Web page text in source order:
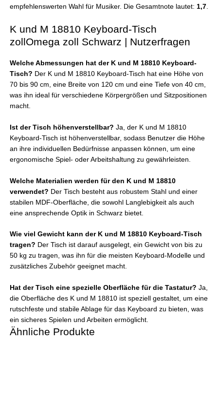
empfehlenswerten Wahl für Musiker. Die Gesamtnote lautet: 1,7
K und M 18810 Keyboard-Tisch
zollOmega zoll Schwarz | Nutzerfragen
Welche Abmessungen hat der K und M 18810 Keyboard-
Tisch? Der K und M 18810 Keyboard-Tisch hat eine Höhe von
70 bis 90 cm, eine Breite von 120 cm und eine Tiefe von 40 cm,
was ihn ideal für verschiedene Körpergrößen und Sitzpositionen
macht.
Ist der Tisch höhenverstellbar? Ja, der K und M 18810
Keyboard-Tisch ist höhenverstellbar, sodass Benutzer die Höhe
an ihre individuellen Bedürfnisse anpassen können, um eine
ergonomische Spiel- oder Arbeitshaltung zu gewährleisten.
Welche Materialien werden für den K und M 18810
verwendet? Der Tisch besteht aus robustem Stahl und einer
stabilen MDF-Oberfläche, die sowohl Langlebigkeit als auch
eine ansprechende Optik in Schwarz bietet.
Wie viel Gewicht kann der K und M 18810 Keyboard-Tisch
tragen? Der Tisch ist darauf ausgelegt, ein Gewicht von bis zu
50 kg zu tragen, was ihn für die meisten Keyboard-Modelle und
zusätzliches Zubehör geeignet macht.
Hat der Tisch eine spezielle Oberfläche für die Tastatur? Ja,
die Oberfläche des K und M 18810 ist speziell gestaltet, um eine
rutschfeste und stabile Ablage für das Keyboard zu bieten, was
ein sicheres Spielen und Arbeiten ermöglicht.
Ähnliche Produkte